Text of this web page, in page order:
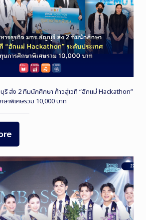
ส่ง 2 ทีมนักศึกษา ก้าวสู่เวที “ฮักแม่ Hackathon”
ษาพิเศษรวม 10,000 บาท